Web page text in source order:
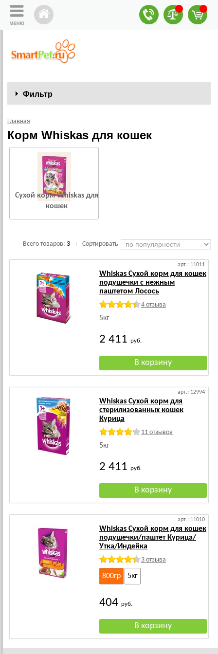
Фильтр
Главная
Корм Whiskas для кошек
Сухой корм Whiskas для
кошек
Всего товаров: 3 Сортировать
арт.: 11011
Whiskas Сухой корм для кошек
подушечки с нежным
паштетом Лосось
4 отзыва
5кг
2 411 руб.
арт.: 12994
Whiskas Сухой корм для
стерилизованных кошек
Курица
11 отзывов
5кг
2 411 руб.
арт.: 11010
Whiskas Сухой корм для кошек
подушечки/паштет Курица/
Утка/Индейка
3 отзыва
800гр 5кг
404 руб.